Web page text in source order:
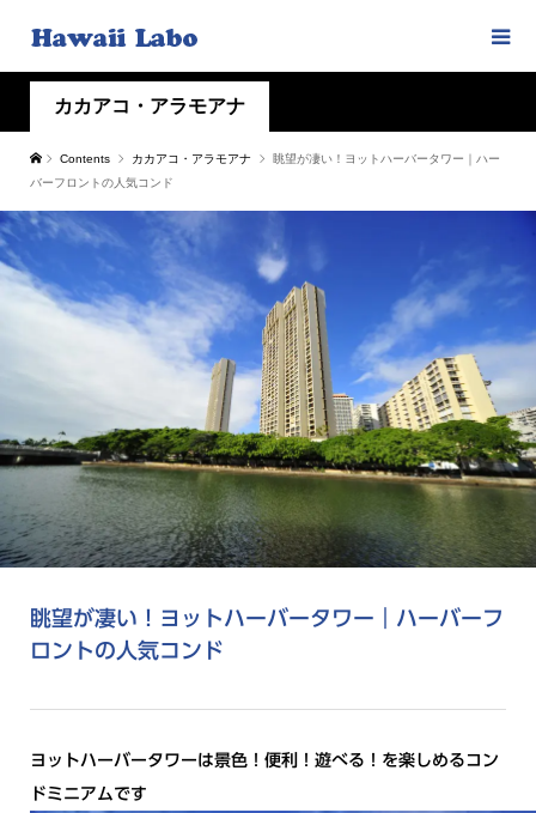
カカアコ・アラモアナ
Contents カカアコ・アラモアナ
眺望が凄い！ヨットハーバータワー｜ハー
バーフロントの人気コンド
眺望が凄い！ヨットハーバータワー｜ハーバーフ
ロントの人気コンド
ヨットハーバータワーは景色！便利！遊べる！を楽しめるコン
ドミニアムです